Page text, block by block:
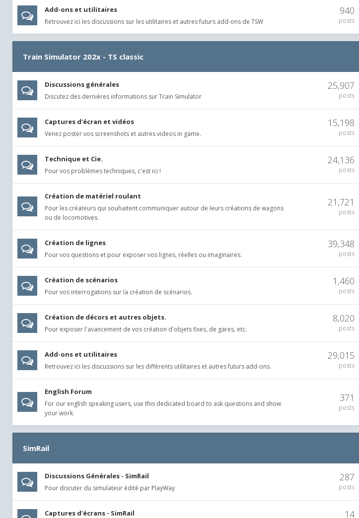
Add-ons et utilitaires
Retrouvez ici les discussions sur les utilitaires et autres futurs add-ons de TSW
940
posts
Train Simulator 202x - TS classic
Discussions générales
Discutez des dernières informations sur Train Simulator
25,907
posts
Captures d'écran et vidéos
Venez poster vos screenshots et autres videos in game.
15,198
posts
Technique et Cie.
Pour vos problèmes techniques, c'est ici !
24,136
posts
Création de matériel roulant
Pour les créateurs qui souhaitent communiquer autour de leurs créations de wagons
ou de locomotives.
21,721
posts
Création de lignes
Pour vos questions et pour exposer vos lignes, réelles ou imaginaires.
39,348
posts
Création de scénarios
Pour vos interrogations sur la création de scénarios.
1,460
posts
Création de décors et autres objets.
Pour exposer l'avancement de vos création d'objets fixes, de gares, etc.
8,020
posts
Add-ons et utilitaires
Retrouvez ici les discussions sur les différents utilitaires et autres futurs add-ons.
29,015
posts
English Forum
For our english speaking users, use this dedicated board to ask questions and show
your work.
371
posts
SimRail
Discussions Générales - SimRail
Pour discuter du simulateur édité par PlayWay
287
posts
Captures d'écrans - SimRail 14